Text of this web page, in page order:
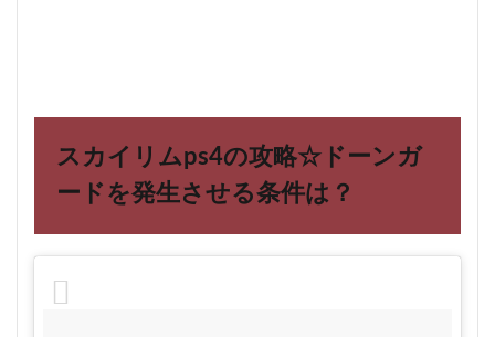
スカイリムps4の攻略☆ドーンガ
ードを発生させる条件は？